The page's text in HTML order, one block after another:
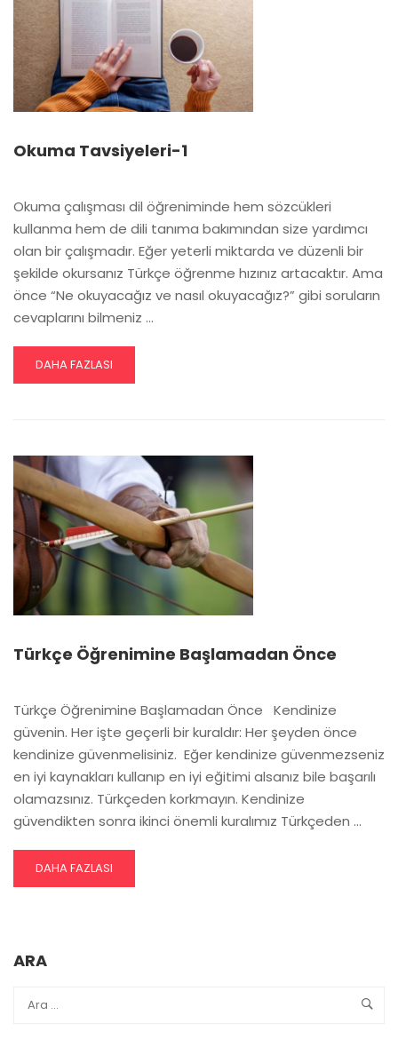
Okuma Tavsiyeleri-1
Okuma çalışması dil öğreniminde hem sözcükleri
kullanma hem de dili tanıma bakımından size yardımcı
olan bir çalışmadır. Eğer yeterli miktarda ve düzenli bir
şekilde okursanız Türkçe öğrenme hızınız artacaktır. Ama
önce “Ne okuyacağız ve nasıl okuyacağız?” gibi soruların
cevaplarını bilmeniz …
READ
MORE
DAHA FAZLASI
Türkçe Öğrenimine Başlamadan Önce
Türkçe Öğrenimine Başlamadan Önce Kendinize
güvenin. Her işte geçerli bir kuraldır: Her şeyden önce
kendinize güvenmelisiniz. Eğer kendinize güvenmezseniz
en iyi kaynakları kullanıp en iyi eğitimi alsanız bile başarılı
olamazsınız. Türkçeden korkmayın. Kendinize
güvendikten sonra ikinci önemli kuralımız Türkçeden …
READ
MORE
BAŞLAMADAN
DAHA FAZLASI
ARA